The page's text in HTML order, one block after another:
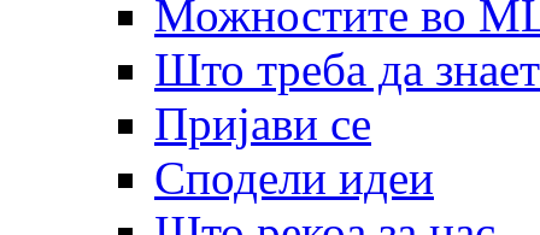
Можностите во
Што треба да
Пријави се
Сподели идеи